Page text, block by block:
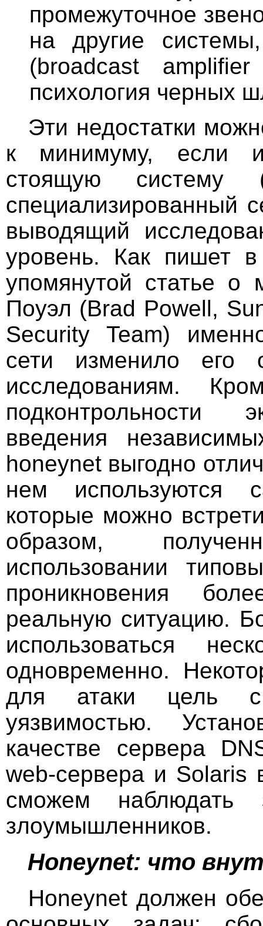
промежуточное
на другие
(broadcast
психология черных
Эти недостатки
к минимуму, если
стоящую систему
специализированный
выводящий
уровень. Как пишет
упомянутой статье
Поуэл (Brad Powell,
Security Team)
сети изменило его
исследованиям.
подконтрольности
введения
honeynet выгодно
нем используются
которые можно
образом,
использовании
проникновения
реальную ситуацию.
использоваться
одновременно.
для атаки цель с
уязвимостью.
качестве сервера
web-сервера и Solaris
сможем наблюдать
злоумышленников.
Honeynet: что
Honeynet должен